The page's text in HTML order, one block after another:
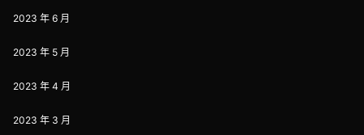
2023 年 6 月
2023 年 5 月
2023 年 4 月
2023 年 3 月